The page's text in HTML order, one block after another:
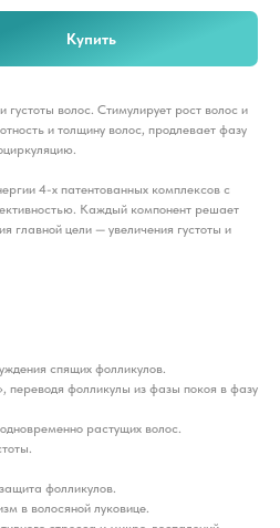
Купить
волос. Стимулирует рост волос и
и толщину волос, продлевает фазу
4-х патентованных комплексов с
Каждый компонент решает
главной цели — увеличения густоты и
спящих фолликулов.
переводя фолликулы из фазы покоя в фазу
растущих волос.
фолликулов.
в волосяной луковице.